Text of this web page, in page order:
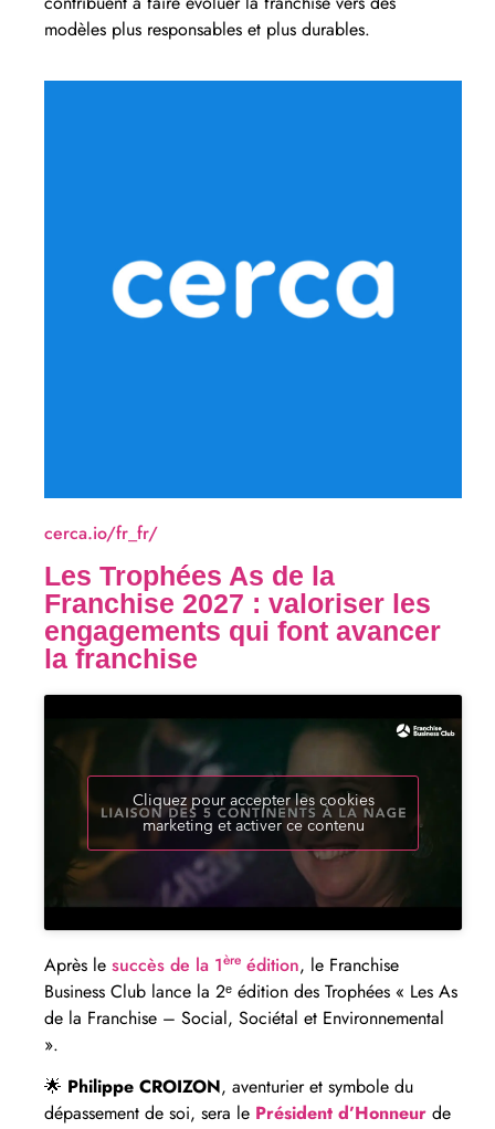
modèles plus responsables et plus durables.
cerca.io/fr_fr/
Les Trophées As de la
Franchise 2027 : valoriser les
engagements qui font avancer
la franchise
Cliquez pour accepter les cookies
marketing et activer ce contenu
Après le succès de la 1ère édition, le Franchise
Business Club lance la 2ᵉ édition des Trophées « Les As
de la Franchise – Social, Sociétal et Environnemental
».
🌟 Philippe CROIZON, aventurier et symbole du
dépassement de soi, sera le Président d’Honneur de